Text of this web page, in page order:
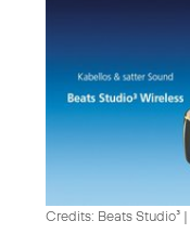
Credits: Beats Studio³ |